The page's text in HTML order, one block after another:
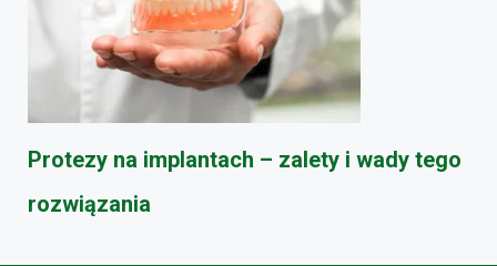
Protezy na implantach – zalety i wady tego
rozwiązania